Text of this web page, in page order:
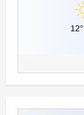
12°